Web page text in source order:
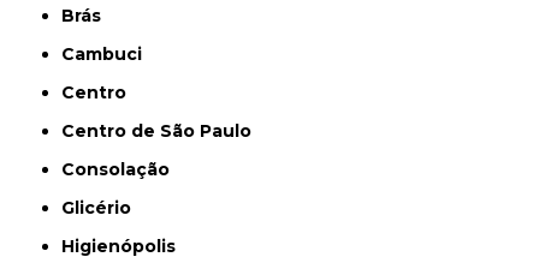
Brás
Cambuci
Centro
Centro de São Paulo
Consolação
Glicério
Higienópolis